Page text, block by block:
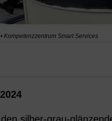
Kompetenzzentrum Smart Services